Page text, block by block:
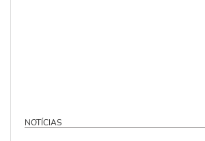
NOTÍCIAS